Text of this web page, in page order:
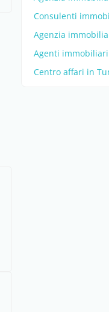
Consulenti
Agenzia
Agenti
Centro affari in